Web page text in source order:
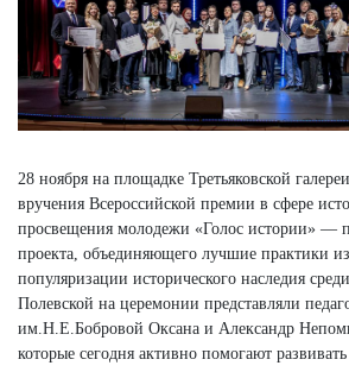
28 ноября на площадке Третьяковской
вручения Всероссийской премии в сфере
просвещения молодежи «Голос истории» —
проекта, объединяющего лучшие практики
популяризации исторического наследия
Полевской на церемонии представляли
им.Н.Е.Бобровой Оксана и Александр
которые сегодня активно помогают